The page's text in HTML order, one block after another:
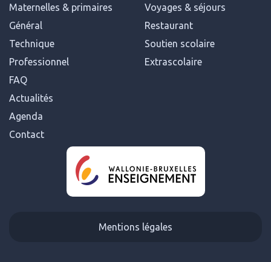
Maternelles & primaires
Général
Technique
Professionnel
FAQ
Actualités
Agenda
Contact
Voyages & séjours
Restaurant
Soutien scolaire
Extrascolaire
Mentions légales